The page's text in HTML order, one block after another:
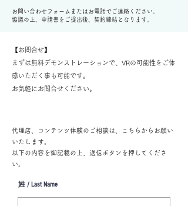
お問い合わせフォームまたはお電話でご連絡ください。
協議の上、申請書をご提出後、契約締結となります。
【お問合せ】
まずは無料デモンストレーションで、VRの可能性をご体
感いただく事も可能です。
​お気軽にお問合せください。
代理店、コンテンツ体験のご相談は、こちらからお願い
いたします。
以下の内容を御記載の上、送信ボタンを押してくださ
い。
姓 / Last Name